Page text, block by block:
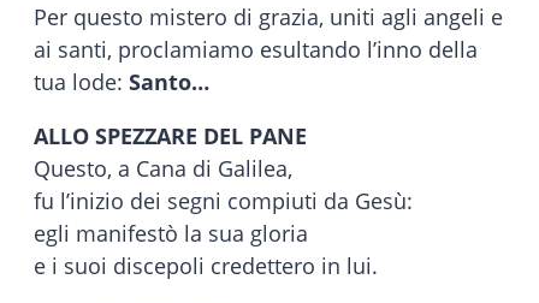
Per questo mistero di grazia, uniti agli angeli e
ai santi, proclamiamo esultando l’inno della
tua lode: Santo…
ALLO SPEZZARE DEL PANE
Questo, a Cana di Galilea,
fu l’inizio dei segni compiuti da Gesù:
egli manifestò la sua gloria
e i suoi discepoli credettero in lui.